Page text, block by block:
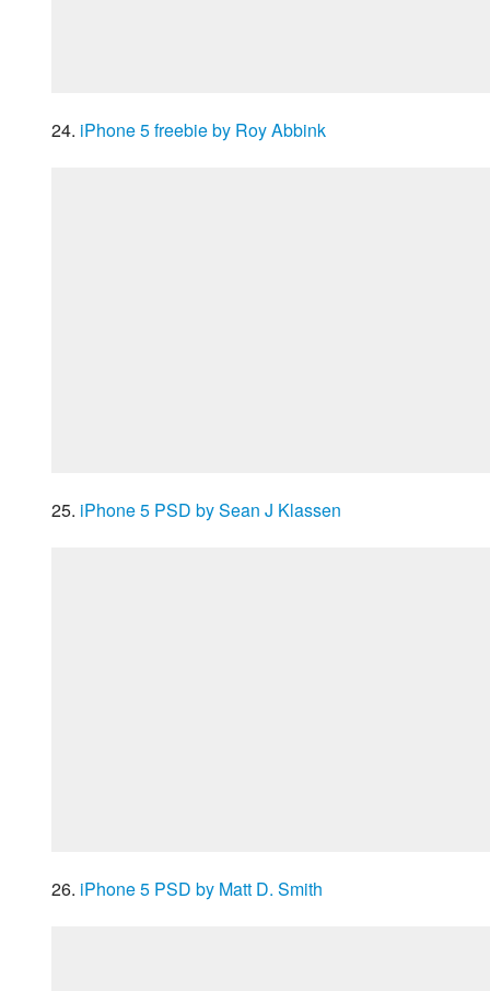
24. iPhone 5 freebie by Roy Abbink
25. iPhone 5 PSD by Sean J Klassen
26. iPhone 5 PSD by Matt D. Smith